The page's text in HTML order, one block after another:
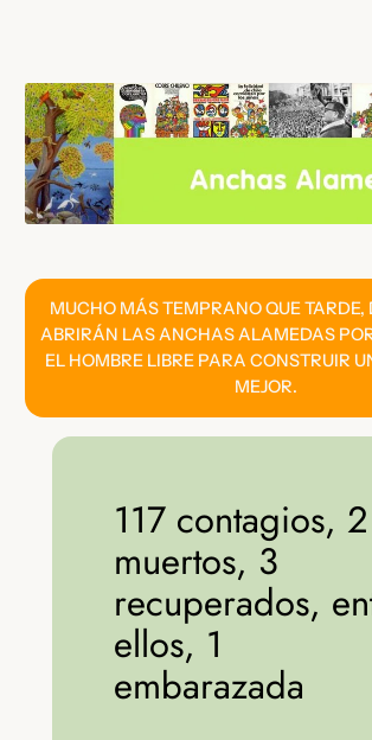
contenido
MUCHO MÁS TEMPRANO QUE TARDE,
ABRIRÁN LAS ANCHAS ALAMEDAS
EL HOMBRE LIBRE PARA CONSTRUIR
MEJOR.
117 contagios, 2
muertos, 3
recuperados,
ellos, 1
embarazada